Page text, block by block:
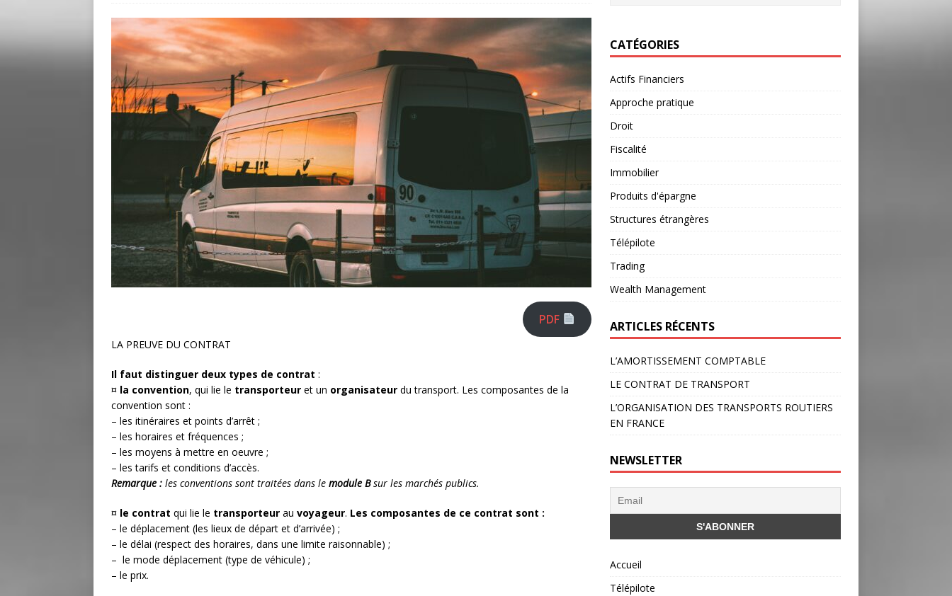
PDF
LA PREUVE DU CONTRAT
Il faut distinguer deux types de contrat :
¤ la convention, qui lie le transporteur et un organisateur du transport. Les composantes de la
convention sont :
– les itinéraires et points d’arrêt ;
– les horaires et fréquences ;
– les moyens à mettre en oeuvre ;
– les tarifs et conditions d’accès.
Remarque : les conventions sont traitées dans le module Bsur les marchés publics.
¤ le contrat qui lie le transporteur au voyageur. Les composantes de ce contrat sont :
– le déplacement (les lieux de départ et d’arrivée) ;
– le délai (respect des horaires, dans une limite raisonnable) ;
– le mode déplacement (type de véhicule) ;
– le prix.
CATÉGORIES
Actifs Financiers
Approche pratique
Droit
Fiscalité
Immobilier
Produits d'épargne
Structures étrangères
Télépilote
Trading
Wealth Management
ARTICLES RÉCENTS
L’AMORTISSEMENT COMPTABLE
LE CONTRAT DE TRANSPORT
L’ORGANISATION DES TRANSPORTS ROUTIERS
EN FRANCE
NEWSLETTER
Accueil
Télépilote